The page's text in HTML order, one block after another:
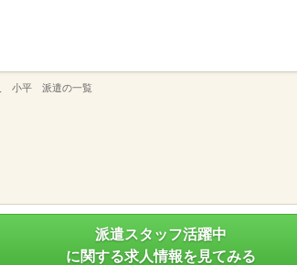
小平 派遣の一覧
派遣スタッフ活躍中
に関する求人情報を見てみる